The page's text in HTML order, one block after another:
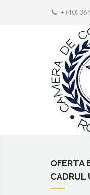
+ (40)
OFERTA
CADRUL